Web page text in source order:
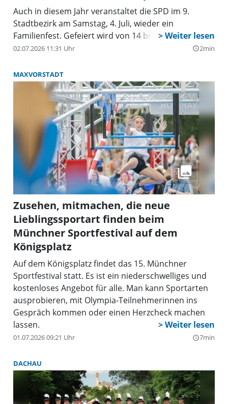
Auch in diesem Jahr veranstaltet die SPD im 9.
Stadtbezirk am Samstag, 4. Juli, wieder ein
Familienfest. Gefeiert wird von 14 bis 20 Uhr.
02.07.2026 11:31 Uhr query_builder2min
MAXVORSTADT
Zusehen, mitmachen, die neue
Lieblingssportart finden beim
Münchner Sportfestival auf dem
Königsplatz
Auf dem Königsplatz findet das 15. Münchner
Sportfestival statt. Es ist ein niederschwelliges und
kostenloses Angebot für alle. Man kann Sportarten
ausprobieren, mit Olympia-Teilnehmerinnen ins
Gespräch kommen oder einen Herzcheck machen
lassen.
01.07.2026 09:21 Uhr query_builder7min
DACHAU